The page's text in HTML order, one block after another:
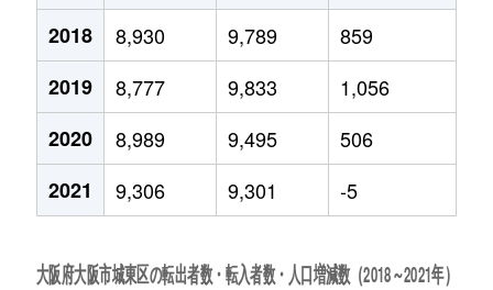
2018
8,930 9,789
859
2019
8,777 9,833
1,056
2020
8,989 9,495
506
2021
9,306 9,301 -5